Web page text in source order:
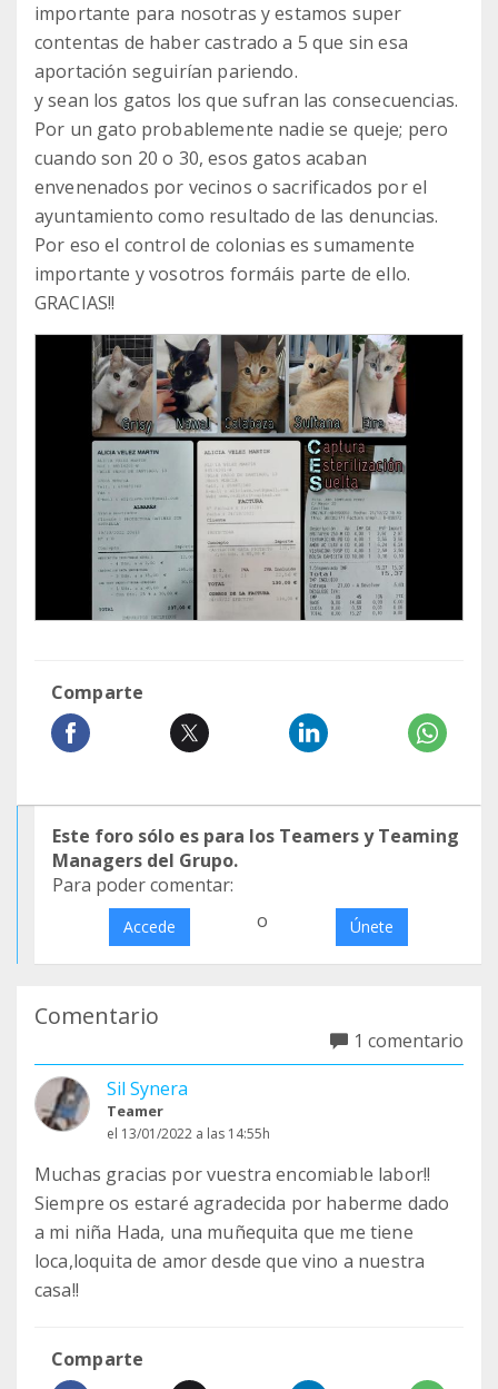
importante para nosotras y estamos super
contentas de haber castrado a 5 que sin esa
aportación seguirían pariendo.
y sean los gatos los que sufran las consecuencias.
Por un gato probablemente nadie se queje; pero
cuando son 20 o 30, esos gatos acaban
envenenados por vecinos o sacrificados por el
ayuntamiento como resultado de las denuncias.
Por eso el control de colonias es sumamente
importante y vosotros formáis parte de ello.
GRACIAS!!
Comparte
Este foro sólo es para los Teamers y Teaming
Managers del Grupo.
Para poder comentar:
Accede o Únete
Comentario
1 comentario
Sil Synera
Teamer
el 13/01/2022 a las 14:55h
Muchas gracias por vuestra encomiable labor!!
Siempre os estaré agradecida por haberme dado
a mi niña Hada, una muñequita que me tiene
loca,loquita de amor desde que vino a nuestra
casa!!
Comparte